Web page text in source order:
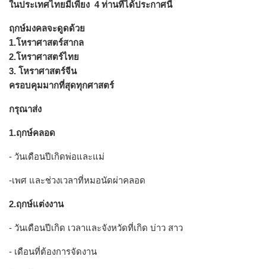
ในประเทศไทยมีเพียง 4 ท่านที่ได้ประกาศนี้
ฤกษ์มงคลจะดูดด้วย
1.โหราศาสตร์สากล
2.โหราศาสตร์ไทย
3. โหราศาสตร์จีน
ครอบคุมมากที่สุดทุกศาสตร์
กรุณาส่ง
1.ฤกษ์คลอด
- วันเดือนปีเกิดพ่อและแม่
-เพศ และช่วงเวลาที่หมอนัดผ่าคลอด
2.ฤกษ์แต่งงาน
- วันเดือนปีเกิด เวลาและจังหวัดที่เกิด บ่าว สาว
- เดือนที่ต้องการจัดงาน